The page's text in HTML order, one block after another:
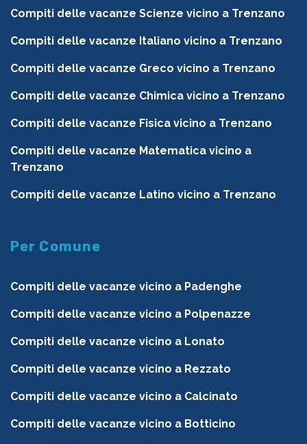
Compiti delle vacanze Scienze vicino a Trenzano
Compiti delle vacanze Italiano vicino a Trenzano
Compiti delle vacanze Greco vicino a Trenzano
Compiti delle vacanze Chimica vicino a Trenzano
Compiti delle vacanze Fisica vicino a Trenzano
Compiti delle vacanze Matematica vicino a
Trenzano
Compiti delle vacanze Latino vicino a Trenzano
Per Comune
Compiti delle vacanze vicino a Padenghe
Compiti delle vacanze vicino a Polpenazze
Compiti delle vacanze vicino a Lonato
Compiti delle vacanze vicino a Rezzato
Compiti delle vacanze vicino a Calcinato
Compiti delle vacanze vicino a Botticino